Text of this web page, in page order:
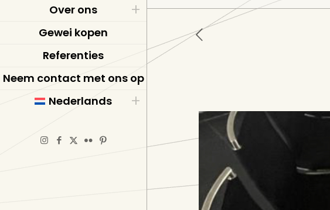
Over ons
Gewei kopen
Referenties
Neem contact met ons op
Nederlands